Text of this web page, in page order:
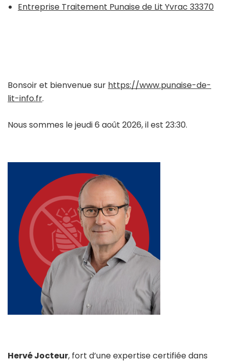
Entreprise Traitement Punaise de Lit Yvrac 33370
Bonsoir et bienvenue sur https://www.punaise-de-
lit-info.fr.
Nous sommes le jeudi 6 août 2026, il est 23:30.
Hervé Jocteur, fort d’une expertise certifiée dans